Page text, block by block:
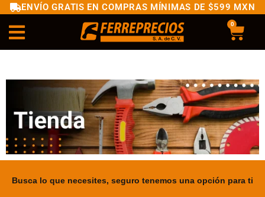
ENVÍO GRATIS EN COMPRAS MÍNIMAS DE $599 MXN
0
Busca lo que necesites, seguro tenemos una opción para ti